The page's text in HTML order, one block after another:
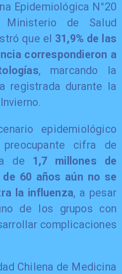
Epidemiológica N°20
de Salud
que el 31,9% de las
correspondieron a
, marcando la
registrada durante la
epidemiológico
cifra de
de 1,7 millones de
60 años aún no se
la influenza, a pesar
de los grupos con
complicaciones
Chilena de Medicina